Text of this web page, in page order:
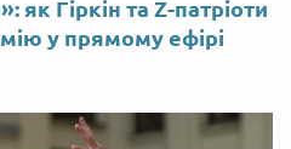
як Гіркін та Z-патріоти
у прямому ефірі